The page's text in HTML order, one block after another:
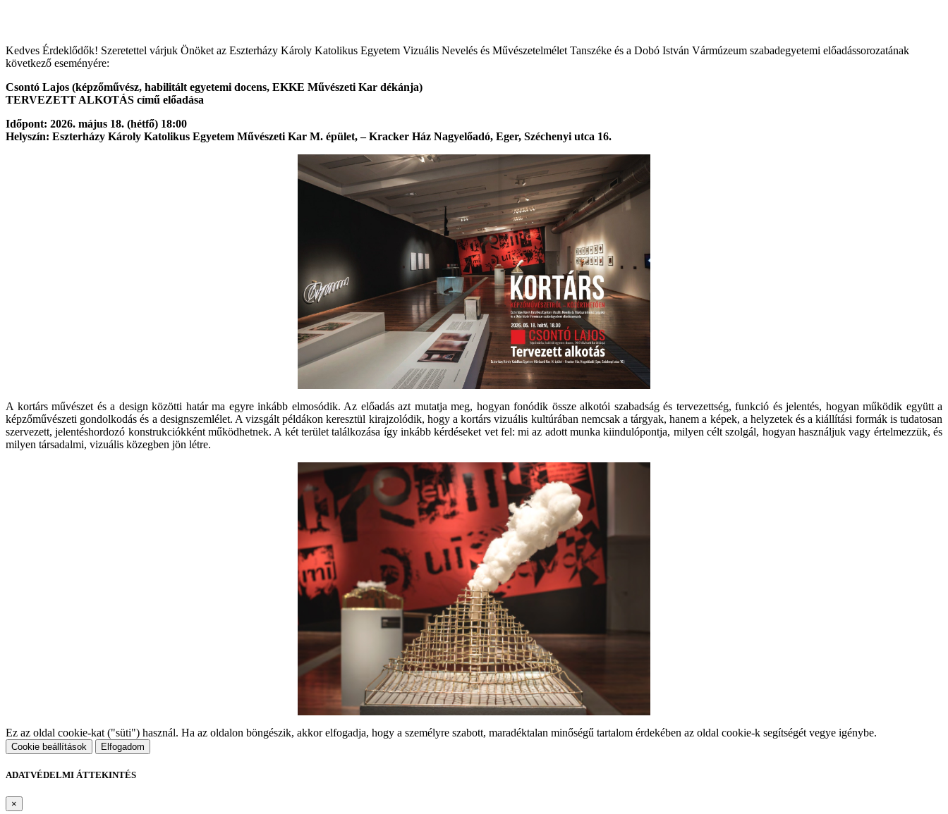
Kedves Érdeklődők! Szeretettel várjuk Önöket az Eszterházy Károly Katolikus Egyetem Vizuális Nevelés és Művészetelmélet Tanszéke és a Dobó István Vármúzeum szabadegyetemi előadássorozatának
következő eseményére:
Csontó Lajos (képzőművész, habilitált egyetemi docens, EKKE Művészeti Kar dékánja)
TERVEZETT ALKOTÁS című előadása
Időpont: 2026. május 18. (hétfő) 18:00
Helyszín: Eszterházy Károly Katolikus Egyetem Művészeti Kar M. épület, – Kracker Ház Nagyelőadó, Eger, Széchenyi utca 16.
A kortárs művészet és a design közötti határ ma egyre inkább elmosódik. Az előadás azt mutatja meg, hogyan fonódik össze alkotói szabadság és tervezettség, funkció és jelentés, hogyan működik együtt a
képzőművészeti gondolkodás és a designszemlélet. A vizsgált példákon keresztül kirajzolódik, hogy a kortárs vizuális kultúrában nemcsak a tárgyak, hanem a képek, a helyzetek és a kiállítási formák is tudatosan
szervezett, jelentéshordozó konstrukciókként működhetnek. A két terület találkozása így inkább kérdéseket vet fel: mi az adott munka kiindulópontja, milyen célt szolgál, hogyan használjuk vagy értelmezzük, és
milyen társadalmi, vizuális közegben jön létre.
Ez az oldal cookie-kat ("süti") használ. Ha az oldalon böngészik, akkor elfogadja, hogy a személyre szabott, maradéktalan minőségű tartalom érdekében az oldal cookie-k segítségét vegye igénybe.
Cookie beállítások Elfogadom
ADATVÉDELMI ÁTTEKINTÉS
×